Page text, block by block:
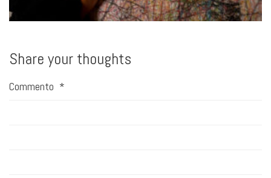
Share your thoughts
Commento *